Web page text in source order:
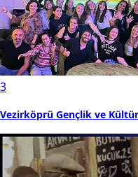
3
Vezirköprü Gençlik ve